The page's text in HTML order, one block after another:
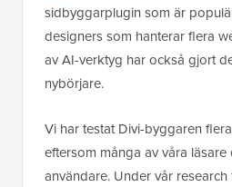
sidbyggarplugin som är
designers som hanterar flera
av AI-verktyg har också gjort
nybörjare.
Vi har testat Divi-byggaren
eftersom många av våra läsare
användare. Under vår research